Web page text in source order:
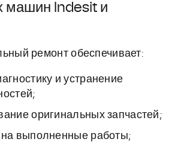
машин Indesit и
ремонт обеспечивает:
и устранение
оригинальных запчастей;
на выполненные работы;